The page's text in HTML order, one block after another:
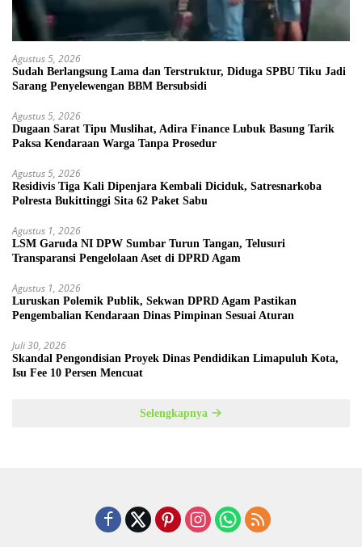
Agustus 5, 2026
Sudah Berlangsung Lama dan Terstruktur, Diduga SPBU Tiku Jadi
Sarang Penyelewengan BBM Bersubsidi
Agustus 5, 2026
Dugaan Sarat Tipu Muslihat, Adira Finance Lubuk Basung Tarik
Paksa Kendaraan Warga Tanpa Prosedur
Agustus 5, 2026
Residivis Tiga Kali Dipenjara Kembali Diciduk, Satresnarkoba
Polresta Bukittinggi Sita 62 Paket Sabu
Agustus 1, 2026
LSM Garuda NI DPW Sumbar Turun Tangan, Telusuri
Transparansi Pengelolaan Aset di DPRD Agam
Agustus 1, 2026
Luruskan Polemik Publik, Sekwan DPRD Agam Pastikan
Pengembalian Kendaraan Dinas Pimpinan Sesuai Aturan
Juli 30, 2026
Skandal Pengondisian Proyek Dinas Pendidikan Limapuluh Kota,
Isu Fee 10 Persen Mencuat
Selengkapnya